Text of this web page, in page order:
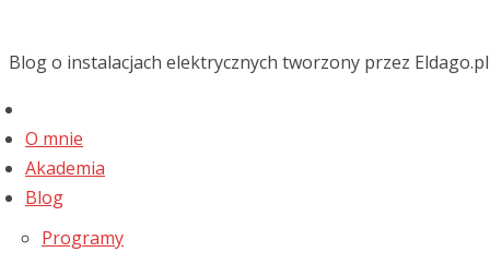
Blog o instalacjach elektrycznych tworzony przez Eldago.pl
O mnie
Akademia
Blog
Programy